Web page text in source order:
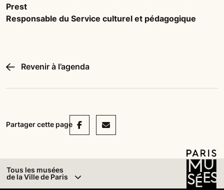
Prest
Responsable du Service culturel et pédagogique
Revenir à l’agenda
Partager cette pageFacebook
Mail
Tous les musées
de la Ville de Paris